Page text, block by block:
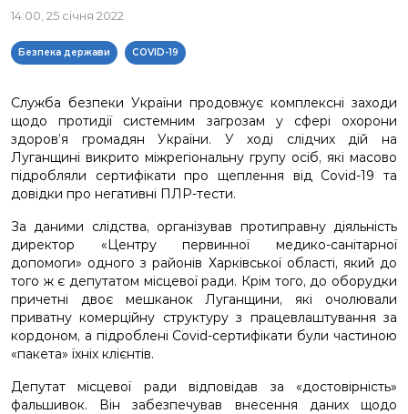
14:00, 25 січня 2022
Безпека держави COVID-19
Служба безпеки України продовжує комплексні заходи
щодо протидії системним загрозам у сфері охорони
здоров’я громадян України. У ході слідчих дій на
Луганщині викрито міжрегіональну групу осіб, які масово
підробляли сертифікати про щеплення від Covid-19 та
довідки про негативні ПЛР-тести.
За даними слідства, організував протиправну діяльність
директор «Центру первинної медико-санітарної
допомоги» одного з районів Харківської області, який до
того ж є депутатом місцевої ради. Крім того, до оборудки
причетні двоє мешканок Луганщини, які очолювали
приватну комерційну структуру з працевлаштування за
кордоном, а підроблені Covid-сертифікати були частиною
«пакета» їхніх клієнтів.
Депутат місцевої ради відповідав за «достовірність»
фальшивок. Він забезпечував внесення даних щодо